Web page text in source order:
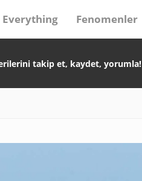
Everything Fenomenler
takip et, kaydet, yorumla!